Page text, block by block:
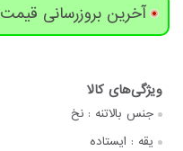
آخرین بروزرسانی قیمت: 1 روز
جنس بالاتنه : نخ
یقه : ایستاده